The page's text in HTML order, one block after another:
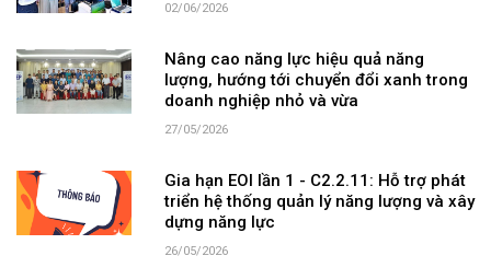
02/06/2026
Nâng cao năng lực hiệu quả năng
lượng, hướng tới chuyển đổi xanh trong
doanh nghiệp nhỏ và vừa
27/05/2026
Gia hạn EOI lần 1 - C2.2.11: Hỗ trợ phát
triển hệ thống quản lý năng lượng và xây
dựng năng lực
26/05/2026